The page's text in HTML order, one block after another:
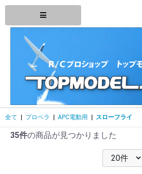
全て プロペラ APC電動用 スローフライ
35件の商品が見つかりました